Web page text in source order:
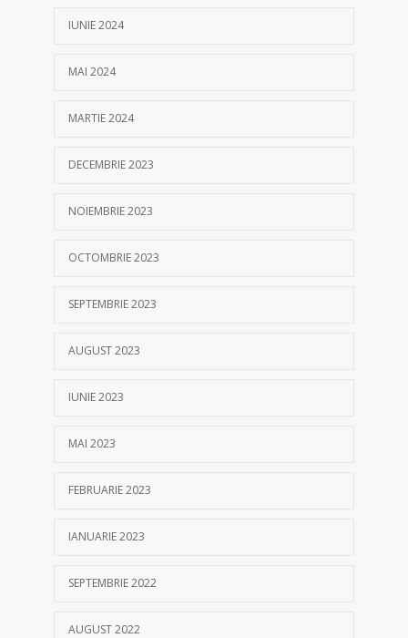
IUNIE 2024
MAI 2024
MARTIE 2024
DECEMBRIE 2023
NOIEMBRIE 2023
OCTOMBRIE 2023
SEPTEMBRIE 2023
AUGUST 2023
IUNIE 2023
MAI 2023
FEBRUARIE 2023
IANUARIE 2023
SEPTEMBRIE 2022
AUGUST 2022